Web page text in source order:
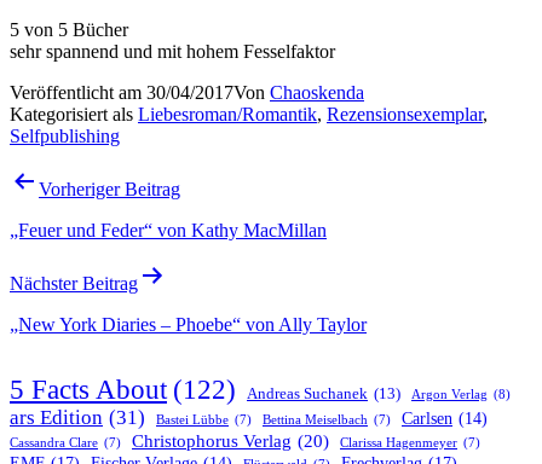
5 von 5 Bücher
sehr spannend und mit hohem Fesselfaktor
Veröffentlicht am 30/04/2017Von Chaoskenda
Kategorisiert als Liebesroman/Romantik, Rezensionsexemplar,
Selfpublishing
Beitragsnavigation
Vorheriger Beitrag
„Feuer und Feder“ von Kathy MacMillan
Nächster Beitrag
„New York Diaries – Phoebe“ von Ally Taylor
5 Facts About (122) Andreas Suchanek (13) Argon Verlag (8)
ars Edition (31) Bastei Lübbe (7) Bettina Meiselbach (7) Carlsen (14)
Cassandra Clare (7) Christophorus Verlag (20) Clarissa Hagenmeyer (7)